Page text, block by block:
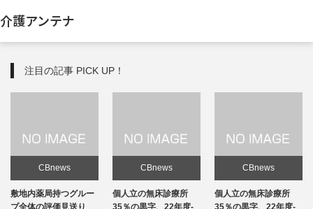
介護アンテナ
注目の記事 PICK UP！
CBnews
敷地内薬局持つグルー
プ全体の評価見送り
CBnews
個人立の無床診療所
35％の黒字、22年度-
CBnews
個人立の無床診療所
35％の黒字、22年度-